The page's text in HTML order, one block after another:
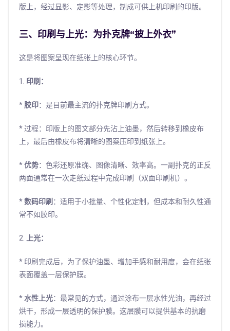
版上，经过显影、定影等处理，制成可供上机印刷的印版。
三、印刷与上光：为扑克牌“披上外衣”
这是将图案呈现在纸张上的核心环节。
1. 印刷：
*胶印：是目前最主流的扑克牌印刷方式。
* 过程：印版上的图文部分先沾上油墨，然后转移到橡皮布
上，最后由橡皮布将清晰的图案压印到纸张上。
*优势：色彩还原准确、图像清晰、效率高。一副扑克的正反
两面通常在一次走纸过程中完成印刷（双面印刷机）。
*数码印刷：适用于小批量、个性化定制，但成本和耐久性通
常不如胶印。
2.上光：
* 印刷完成后，为了保护油墨、增加手感和耐用度，会在纸张
表面覆盖一层保护膜。
*水性上光：最常见的方式，通过涂布一层水性光油，再经过
烘干，形成一层透明的保护膜。这层膜可以提供基本的抗磨
损能力。